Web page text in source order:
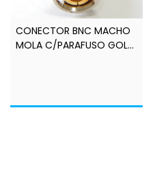
CONECTOR BNC MACHO
MOLA C/PARAFUSO GOLD